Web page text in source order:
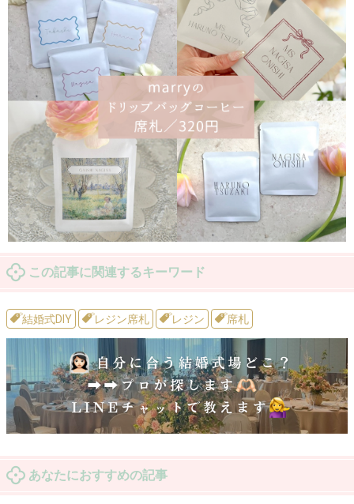
この記事に関連するキーワード
結婚式DIY レジン席札 レジン 席札
あなたにおすすめの記事